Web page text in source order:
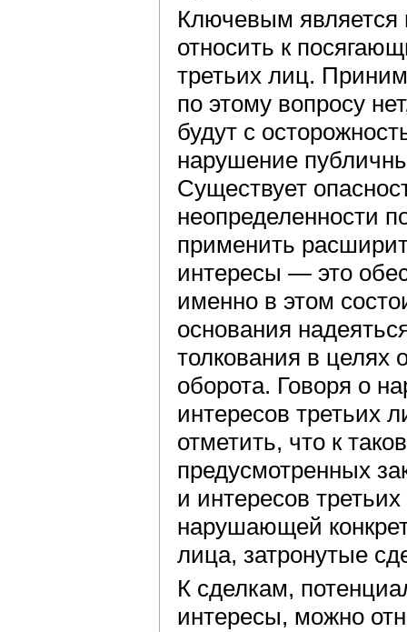
Ключевым является
относить к
третьих лиц.
по этому вопросу
будут с
нарушение
Существует
неопределенности
применить
интересы — это
именно в этом
основания
толкования в целях
оборота. Говоря о
интересов третьих
отметить, что к
предусмотренных
и интересов
нарушающей
лица, затронутые
К сделкам,
интересы, можно